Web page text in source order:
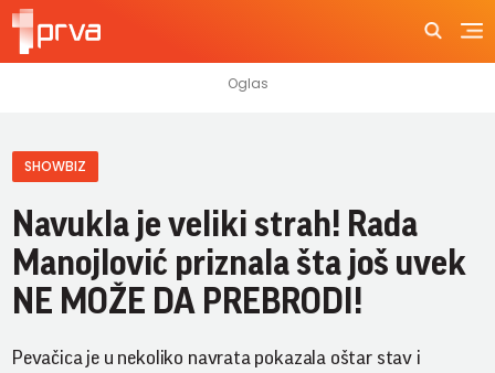
SHOWBIZ
Navukla je veliki strah! Rada
Manojlović priznala šta još uvek
NE MOŽE DA PREBRODI!
Pevačica je u nekoliko navrata pokazala oštar stav i